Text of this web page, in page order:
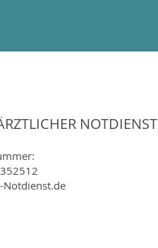
RZTLICHER NOTDIENST
12
Notdienst.de